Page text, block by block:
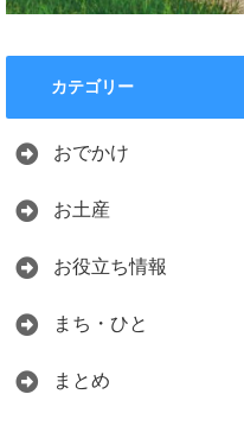
カテゴリー
おでかけ
お土産
お役立ち情報
まち・ひと
まとめ